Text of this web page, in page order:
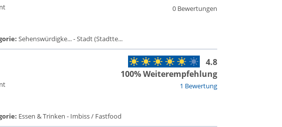
0 Bewertungen
Sehenswürdigke... - Stadt (Stadtte...
1 Bewertung
4.8
100% Weiterempfehlung
Essen & Trinken - Imbiss / Fastfood